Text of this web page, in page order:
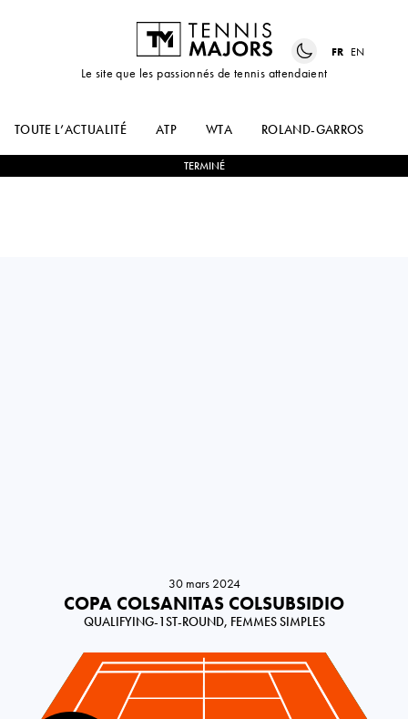
Le site que les passionnés de tennis attendaient
FR EN
TOUTE L’ACTUALITÉ ATP WTA ROLAND-GARROS
TERMINÉ
30 mars 2024
COPA COLSANITAS COLSUBSIDIO
QUALIFYING-1ST-ROUND, FEMMES SIMPLES